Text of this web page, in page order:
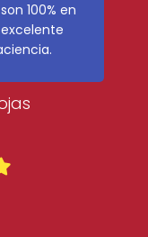
del programa y
Cuenta con una
de manera
muchísimo!